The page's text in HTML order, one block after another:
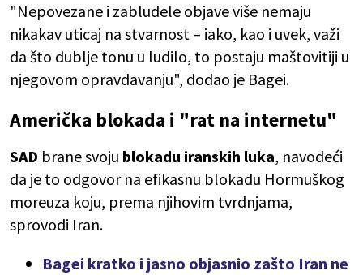
"Nepovezane i zabludele objave više nemaju
nikakav uticaj na stvarnost – iako, kao i uvek, važi
da što dublje tonu u ludilo, to postaju maštovitiji u
njegovom opravdavanju", dodao je Bagei.
Američka blokada i "rat na internetu"
SAD brane svoju blokadu iranskih luka, navodeći
da je to odgovor na efikasnu blokadu Hormuškog
moreuza koju, prema njihovim tvrdnjama,
sprovodi Iran.
Bagei kratko i jasno objasnio zašto Iran ne